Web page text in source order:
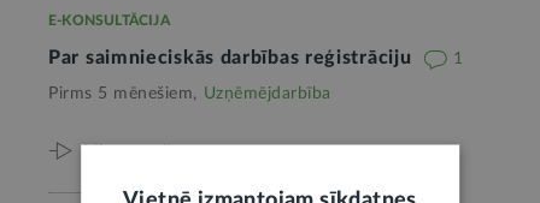
E-KONSULTĀCIJA
Par saimnieciskās darbības reģistrāciju 1
Pirms 5 mēnešiem, Uzņēmējdarbība